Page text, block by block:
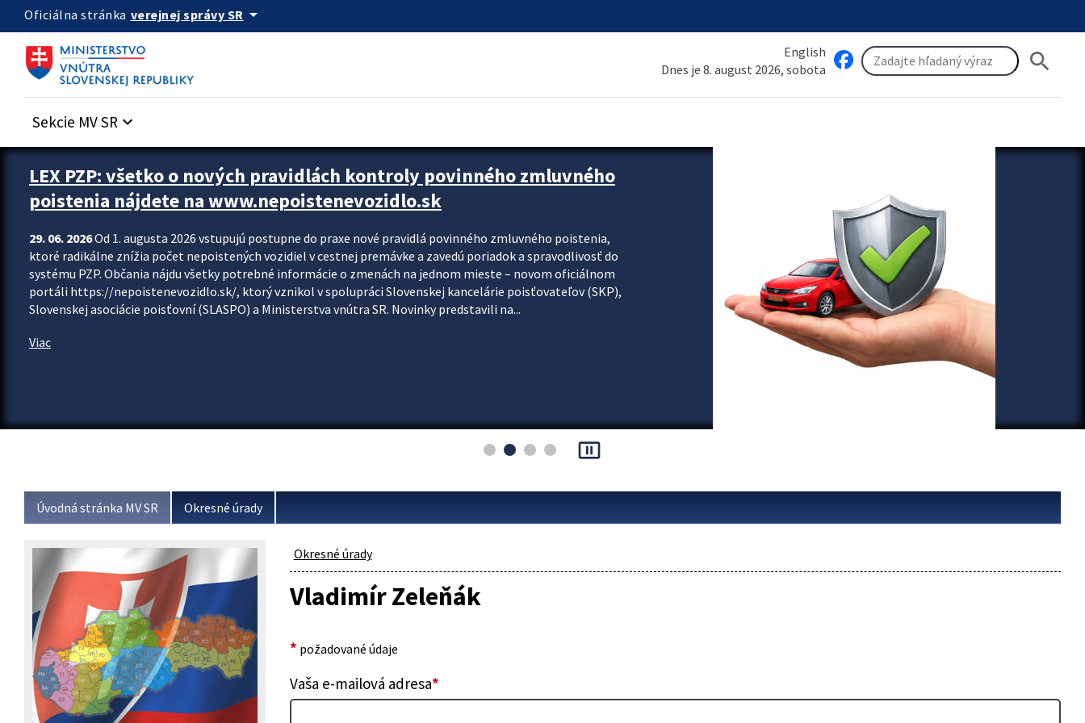
Preskocit na hlavný obsah
Oficiálna stránka verejnej správy SR arrow_drop_down
English
Dnes je 8. august 2026, sobota
search
Sekcie MV SR keyboard_arrow_down
Zastavit automatický posun upútavok
LEX PZP: všetko o nových pravidlách kontroly povinného zmluvného
poistenia nájdete na www.nepoistenevozidlo.sk
29. 06. 2026Od 1. augusta 2026 vstupujú postupne do praxe nové pravidlá povinného zmluvného poistenia,
ktoré radikálne znížia počet nepoistených vozidiel v cestnej premávke a zavedú poriadok a spravodlivosť do
systému PZP. Občania nájdu všetky potrebné informácie o zmenách na jednom mieste – novom oficiálnom
portáli https://nepoistenevozidlo.sk/, ktorý vznikol v spolupráci Slovenskej kancelárie poisťovateľov (SKP),
Slovenskej asociácie poisťovní (SLASPO) a Ministerstva vnútra SR. Novinky predstavili na...
Viac
pause_presentation
Úvodná stránka MV SR Okresné úrady
Okresné úrady
Vladimír Zeleňák
* požadované údaje
Vaša e-mailová adresa*